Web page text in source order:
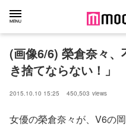
(画像6/6) 榮倉奈々
き捨てならない！」
2015.10.10 15:25 450,503 views
女優の榮倉奈々が、V6の